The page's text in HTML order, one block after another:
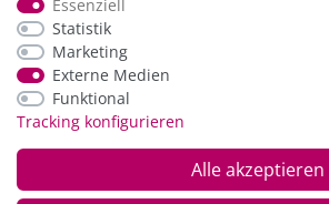
*Alle Preise inkl. der gesetzl. MwSt. zzgl.
und Versandkosten
Essenziell
Statistik
Marketing
Externe Medien
Funktional
Tracking konfigurieren
Alle akzeptieren